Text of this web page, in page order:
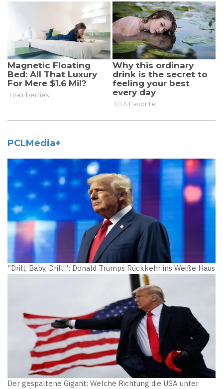
PCLMedia+
"Drill, Baby, Drill!": Donald Trumps Rückkehr ins Weiße Haus
Der gespaltene Gigant: Welche Richtung die USA unter